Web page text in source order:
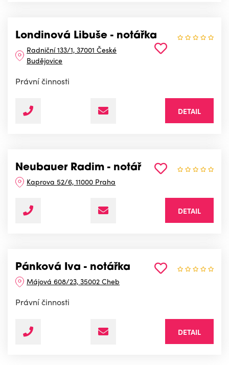
Londinová Libuše - notářka
Radniční 133/1, 37001 České
Budějovice
Právní činnosti
DETAIL
Neubauer Radim - notář
Kaprova 52/6, 11000 Praha
DETAIL
Pánková Iva - notářka
Májová 608/23, 35002 Cheb
Právní činnosti
DETAIL